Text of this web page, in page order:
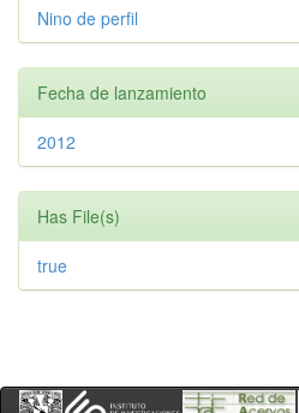
Nino de perfil
Fecha de lanzamiento
2012
Has File(s)
true